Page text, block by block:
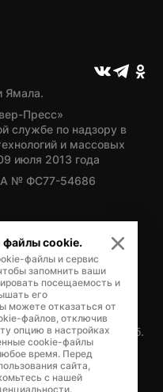
Ямала.
Пресс»
службе по надзору в
и массовых
июля 2013 года
№ ФС77-54686
политики Ямало-
Кнунянца, д.1, каб.
файлы cookie.
файлы и сервис
запомнить ваши
посещаемость и
его
можете отказаться от
файлов, отключив
опцию в настройках
cookie-файлы
время. Перед
сайта,
с нашей
.